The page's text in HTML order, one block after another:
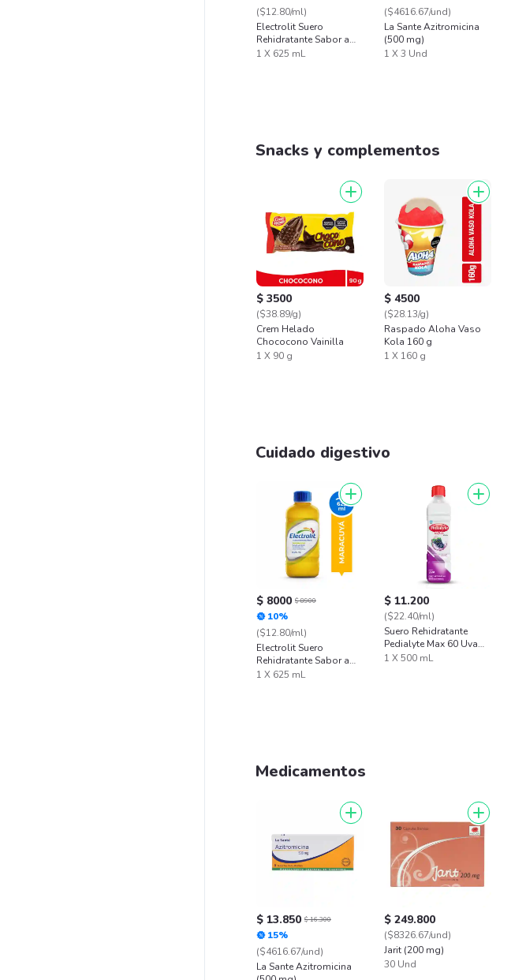
($12.80/ml)
Electrolit Suero
Rehidratante Sabor a
Maracuyá
1 X 625 mL
($4616.67/und)
La Sante Azitromicina
(500 mg)
1 X 3 Und
Snacks y complementos
$ 3500
($38.89/g)
Crem Helado
Chococono Vainilla
1 X 90 g
$ 4500
($28.13/g)
Raspado Aloha Vaso
Kola 160 g
1 X 160 g
Cuidado digestivo
$ 8000 $ 8900
10%
($12.80/ml)
Electrolit Suero
Rehidratante Sabor a
Maracuyá
1 X 625 mL
$ 11.200
($22.40/ml)
Suero Rehidratante
Pedialyte Max 60 Uva
Frasco 500 mL
1 X 500 mL
Medicamentos
$ 13.850 $ 16.300
15%
($4616.67/und)
La Sante Azitromicina
$ 249.800
($8326.67/und)
Jarit (200 mg)
30 Und